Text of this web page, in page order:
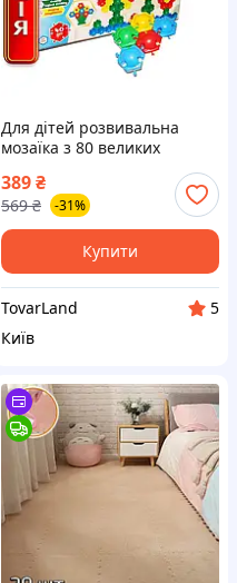
Для дітей розвивальна
мозаїка з 80 великих
елементів килимок-пазл з
ігровим полем
389₴
569 ₴ -31%
Купити
TovarLand
5
Київ